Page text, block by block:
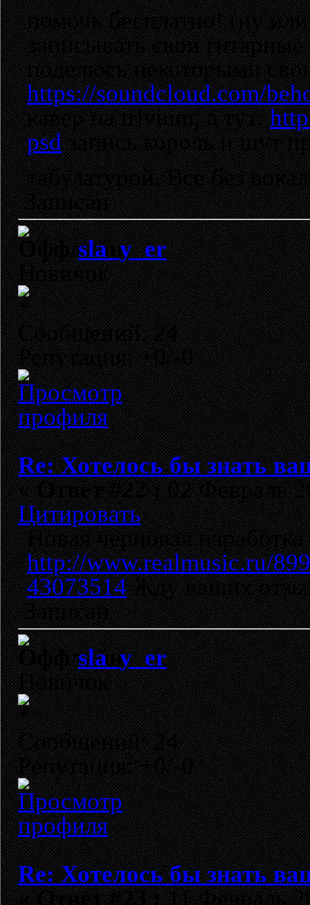
помочь бесплатно! (ну
записывать свои
поделюсь некоторыми
https://soundcloud.com/
кавер на trivium, а тут:
psdзапись король и шут
табулатурой. Все без
Записан
sla_y_er
Новичок
Сообщений: 24
Репутация: +0/-0
Re: Хотелось бы знать
«Ответ #22 :02 Февраль
Цитировать
Новая черновая
http://www.realmusic.ru/
43073514Жду ваших
Записан
sla_y_er
Новичок
Сообщений: 24
Репутация: +0/-0
Re: Хотелось бы знать
«Ответ #23 :11 Февраль